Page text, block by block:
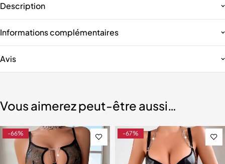
Description
Informations complémentaires
Avis
Vous aimerez peut-être aussi…
-66% -67%